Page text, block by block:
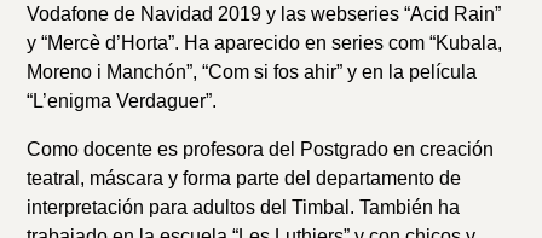
Vodafone de Navidad 2019 y las webseries “Acid Rain”
y “Mercè d’Horta”. Ha aparecido en series com “Kubala,
Moreno i Manchón”, “Com si fos ahir” y en la película
“L’enigma Verdaguer”.
Como docente es profesora del Postgrado en creación
teatral, máscara y forma parte del departamento de
interpretación para adultos del Timbal. También ha